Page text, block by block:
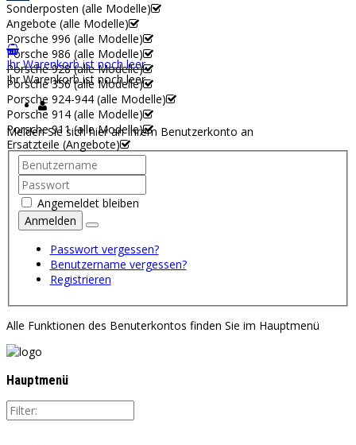
Sonderposten (alle Modelle)
Angebote (alle Modelle)
Porsche 996 (alle Modelle)
Porsche 986 (alle Modelle)
Porsche 928 (alle Modelle)
Porsche 356 (alle Modelle)
Porsche 924-944 (alle Modelle)
Porsche 914 (alle Modelle)
Porsche 911 (alle Modelle)
Ersatzteile (Angebote)
Ihr Warenkorb ist noch leer.
Ihr Warenkorb ist noch leer.
Melden Sie sich hier an Ihrem Benutzerkonto an
Angemeldet bleiben
Anmelden
Passwort vergessen?
Benutzername vergessen?
Registrieren
Alle Funktionen des Benuterkontos finden Sie im Hauptmenü
Hauptmenü